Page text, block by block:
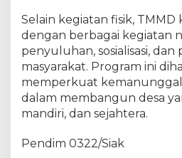
k
P
e
m
b
e
s
Selain kegiatan fisik, TMMD
dengan berbagai kegiatan
penyuluhan, sosialisasi, dan
masyarakat. Program ini
memperkuat
dalam membangun desa
mandiri, dan sejahtera.
Pendim 0322/Siak